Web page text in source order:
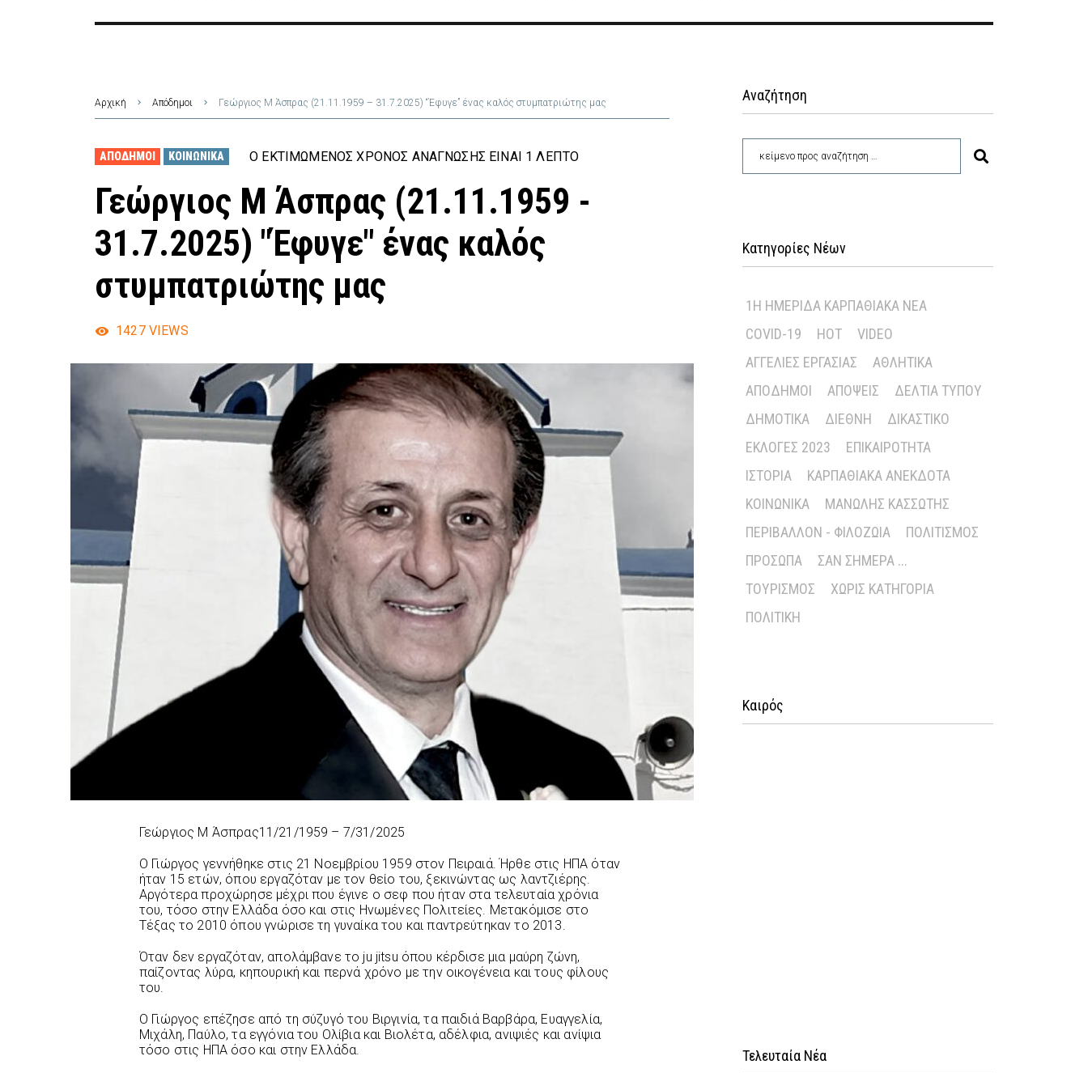
Αρχική Απόδημοι Γεώργιος Μ Άσπρας (21.11.1959 – 31.7.2025) “Έφυγε” ένας καλός στυμπατριώτης μας
ΑΠΌΔΗΜΟΙ ΚΟΙΝΩΝΙΚΆ Ο ΕΚΤΙΜΏΜΕΝΟΣ ΧΡΌΝΟΣ ΑΝΆΓΝΩΣΗΣ ΕΊΝΑΙ 1 ΛΕΠΤΌ
Γεώργιος Μ Άσπρας (21.11.1959 -
31.7.2025) "Έφυγε" ένας καλός
στυμπατριώτης μας
1427 VIEWS
Γεώργιος Μ Άσπρας11/21/1959 – 7/31/2025
Ο Γιώργος γεννήθηκε στις 21 Νοεμβρίου 1959 στον Πειραιά. Ήρθε στις ΗΠΑ όταν
ήταν 15 ετών, όπου εργαζόταν με τον θείο του, ξεκινώντας ως λαντζιέρης.
Αργότερα προχώρησε μέχρι που έγινε ο σεφ που ήταν στα τελευταία χρόνια
του, τόσο στην Ελλάδα όσο και στις Ηνωμένες Πολιτείες. Μετακόμισε στο
Τέξας το 2010 όπου γνώρισε τη γυναίκα του και παντρεύτηκαν το 2013.
Όταν δεν εργαζόταν, απολάμβανε το ju jitsu όπου κέρδισε μια μαύρη ζώνη,
παίζοντας λύρα, κηπουρική και περνά χρόνο με την οικογένεια και τους φίλους
του.
Ο Γιώργος επέζησε από τη σύζυγό του Βιργινία, τα παιδιά Βαρβάρα, Ευαγγελία,
Μιχάλη, Παύλο, τα εγγόνια του Ολίβια και Βιολέτα, αδέλφια, ανιψιές και ανίψια
τόσο στις ΗΠΑ όσο και στην Ελλάδα.
Αναζήτηση
Κατηγορίες Νέων
1Η ΗΜΕΡΊΔΑ ΚΑΡΠΑΘΙΑΚΆ ΝΈΑ
COVID-19
HOT
VIDEO
ΑΓΓΕΛΊΕΣ ΕΡΓΑΣΊΑΣ
ΑΘΛΗΤΙΚΆ
ΑΠΌΔΗΜΟΙ
ΑΠΌΨΕΙΣ
ΔΕΛΤΊΑ ΤΎΠΟΥ
ΔΗΜΟΤΙΚΆ
ΔΙΕΘΝΉ
ΔΙΚΑΣΤΙΚΌ
ΕΚΛΟΓΈΣ 2023
ΕΠΙΚΑΙΡΌΤΗΤΑ
ΙΣΤΟΡΊΑ
ΚΑΡΠΑΘΙΑΚΆ ΑΝΈΚΔΟΤΑ
ΚΟΙΝΩΝΙΚΆ
ΜΑΝΏΛΗΣ ΚΑΣΣΏΤΗΣ
ΠΕΡΙΒΆΛΛΟΝ - ΦΙΛΟΖΩΊΑ
ΠΟΛΙΤΙΣΜΌΣ
ΠΡΌΣΩΠΑ
ΣΑΝ ΣΉΜΕΡΑ ...
ΤΟΥΡΙΣΜΌΣ
ΧΩΡΊΣ ΚΑΤΗΓΟΡΊΑ
ΠΟΛΙΤΙΚΉ
Καιρός
Τελευταία Νέα